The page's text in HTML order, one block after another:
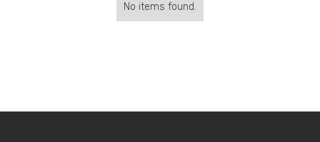
No items found.